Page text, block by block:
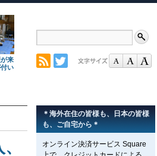
来
い
＊海外在住の皆様も、日本の皆様
も、ご自宅から＊
オンライン決済サービス Square